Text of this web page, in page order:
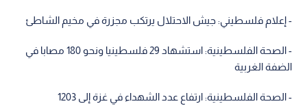
- إعلام فلسطيني: جيش الاحتلال يرتكب مجزرة في مخيم الشاطئ
- الصحة الفلسطينية: استشهاد 29 فلسطينيا ونحو 180 مصابا في
الضفة الغربية
- الصحة الفلسطينية: ارتفاع عدد الشهداء في غزة إلى 1203